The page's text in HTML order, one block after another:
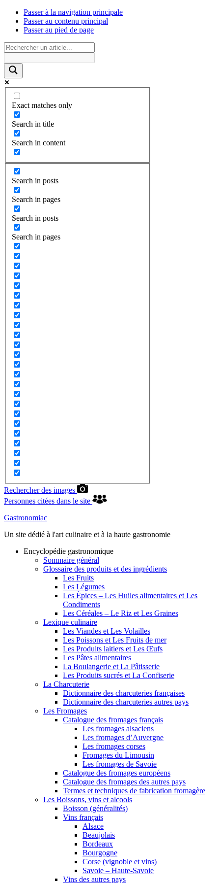
Passer à la navigation principale
Passer au contenu principal
Passer au pied de page
Exact matches only
Search in title
Search in content
Search in posts
Search in pages
Search in posts
Search in pages
Rechercher des images
Personnes citées dans le site
Gastronomiac
Un site dédié à l'art culinaire et à la haute gastronomie
Encyclopédie gastronomique
Sommaire général
Glossaire des produits et des ingrédients
Les Fruits
Les Légumes
Les Épices – Les Huiles alimentaires et Les
Condiments
Les Céréales – Le Riz et Les Graines
Lexique culinaire
Les Viandes et Les Volailles
Les Poissons et Les Fruits de mer
Les Produits laitiers et Les Œufs
Les Pâtes alimentaires
La Boulangerie et La Pâtisserie
Les Produits sucrés et La Confiserie
La Charcuterie
Dictionnaire des charcuteries françaises
Dictionnaire des charcuteries autres pays
Les Fromages
Catalogue des fromages français
Les fromages alsaciens
Les fromages d’Auvergne
Les fromages corses
Fromages du Limousin
Les fromages de Savoie
Catalogue des fromages européens
Catalogue des fromages des autres pays
Termes et techniques de fabrication fromagère
Les Boissons, vins et alcools
Boisson (généralités)
Vins français
Alsace
Beaujolais
Bordeaux
Bourgogne
Corse (vignoble et vins)
Savoie – Haute-Savoie
Vins des autres pays